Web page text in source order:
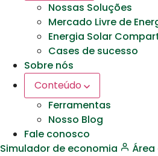
Nossas Soluções
Mercado Livre de
Energia Solar
Cases de sucesso
Sobre nós
Conteúdo
Ferramentas
Nosso Blog
Fale conosco
Simulador de economia